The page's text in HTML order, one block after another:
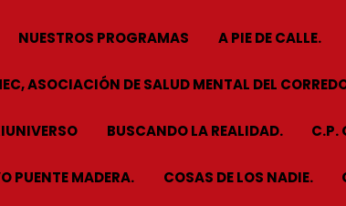
NUESTROS PROGRAMAS A PIE DE CALLE.
ASOCIACIÓN DE SALUD MENTAL DEL
BUSCANDO LA REALIDAD. C.P.
PUENTE MADERA. COSAS DE LOS NADIE.